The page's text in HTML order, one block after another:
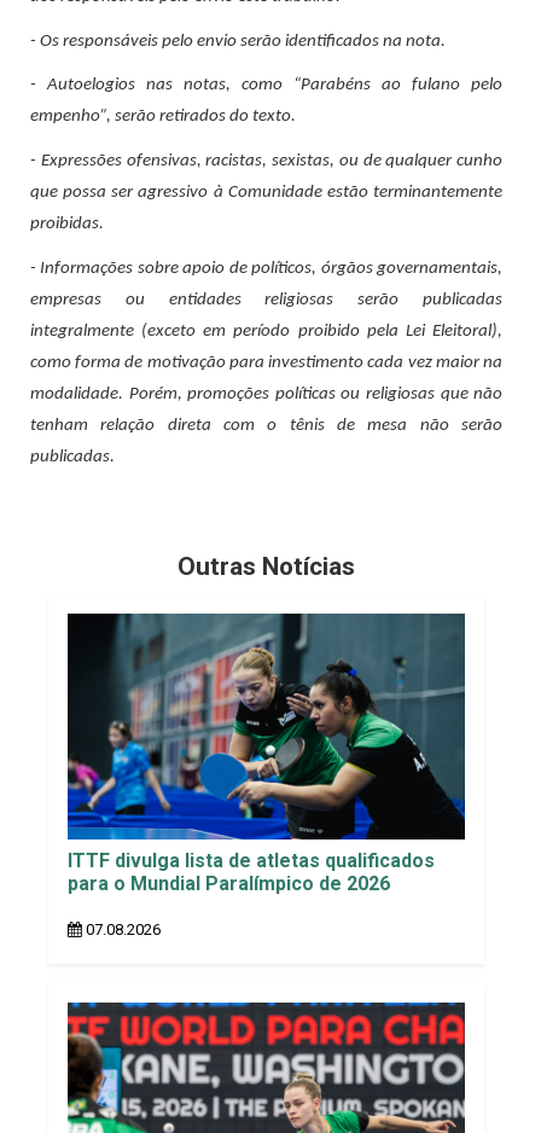
- Os responsáveis pelo envio serão identificados na nota.
- Autoelogios nas notas, como “Parabéns ao fulano pelo
empenho”, serão retirados do texto.
- Expressões ofensivas, racistas, sexistas, ou de qualquer cunho
que possa ser agressivo à Comunidade estão terminantemente
proibidas.
- Informações sobre apoio de políticos, órgãos governamentais,
empresas ou entidades religiosas serão publicadas
integralmente (exceto em período proibido pela Lei Eleitoral),
como forma de motivação para investimento cada vez maior na
modalidade. Porém, promoções políticas ou religiosas que não
tenham relação direta com o tênis de mesa não serão
publicadas.
Outras Notícias
ITTF divulga lista de atletas qualificados
para o Mundial Paralímpico de 2026
07.08.2026